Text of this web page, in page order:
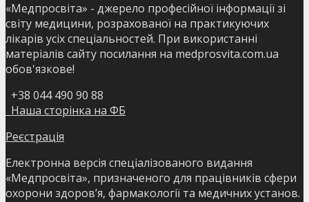
«Медпросвіта» - джерело професійної інформації зі
світу медицини, розрахованої на практикуючих
лікарів усіх спеціальностей. При використанні
матеріалів сайту посилання на medprosvita.com.ua
обов'язкове!
+38 044 490 90 88
Наша сторінка на ФБ
Реєстрація
Електронна версія спеціалізованого видання
«Медпросвіта», призначеного для працівників сфери
охорони здоров’я, фармакології та медичних установ.